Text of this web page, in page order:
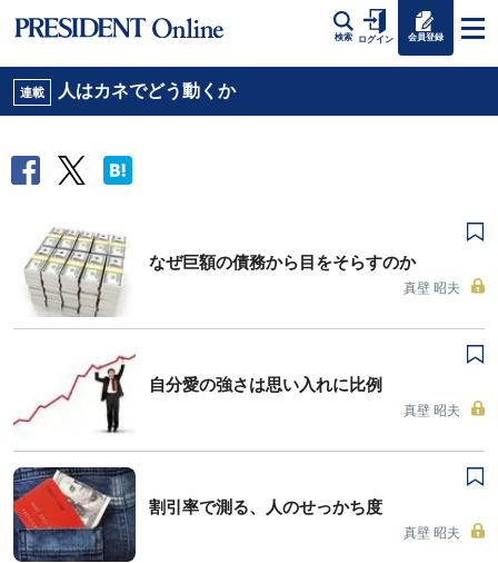
検索 ログイン 会員登録
連載 人はカネでどう動くか
なぜ巨額の債務から目をそらすのか
真壁 昭夫
自分愛の強さは思い入れに比例
真壁 昭夫
割引率で測る、人のせっかち度
真壁 昭夫